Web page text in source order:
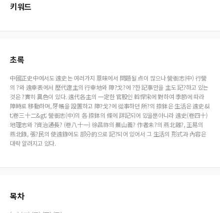
키워드
초록
中國正史中에서도 遠史는 여러가지 意味에서 問題될 点이 많으나 營衙志(中) 行營
의 ?와 遠幸表에서 歷代遼主의 行幸地와 障?戈?에 ?한 記事만을 主도 記?하고 있는
것은 ?實히 異色이 있다. 遠代各主의 一定한 官股인 斡悍宋에 對하여 季節에 따라
障時로 移動하며, 牙帳을 設置하고 障?戈?에 從事하던 所?의 捺鉢은 生活은 遠史&l
t;卷三十二&gt; 營衙志(中)의 各 捺鉢의 條에 詳記되어 있을뿐아니라 遠史(卷四十)
地理志와 ?資治通長? (卷八十一) 徐昌祚의 蕪山義? 作者未?의 燕北雜?, 王易의
燕北錄, 張?民의 使遠錄에도 部分的으로 記?되어 있어서 그 生活의 形式과 內容은
대략 알려지고 있다.
목차